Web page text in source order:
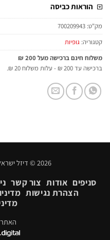
הוראות כביסה
מק"ט: 700209943
קטגוריה: גופיות
משלוח חינם ברכישה מעל 200 ₪
ברכישה עד 200 ₪ - עלות משלוח 20 ₪.
2026 © דיזל ישראל | פולימוד 1994 בע״מ
סניפים אודות צור קשר
הצהרת נגישות